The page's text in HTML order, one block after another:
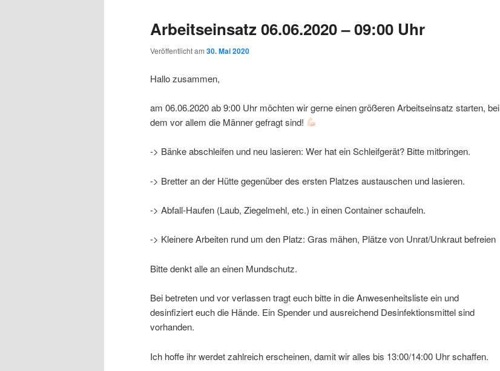
springen
springen
Arbeitseinsatz 06.06.2020 – 09:00 Uhr
Veröffentlicht am 30. Mai 2020
Hallo zusammen,
am 06.06.2020 ab 9:00 Uhr möchten wir gerne einen größeren Arbeitseinsatz starten, bei
dem vor allem die Männer gefragt sind!
-> Bänke abschleifen und neu lasieren: Wer hat ein Schleifgerät? Bitte mitbringen.
-> Bretter an der Hütte gegenüber des ersten Platzes austauschen und lasieren.
-> Abfall-Haufen (Laub, Ziegelmehl, etc.) in einen Container schaufeln.
-> Kleinere Arbeiten rund um den Platz: Gras mähen, Plätze von Unrat/Unkraut befreien
Bitte denkt alle an einen Mundschutz.
Bei betreten und vor verlassen tragt euch bitte in die Anwesenheitsliste ein und
desinfiziert euch die Hände. Ein Spender und ausreichend Desinfektionsmittel sind
vorhanden.
Ich hoffe ihr werdet zahlreich erscheinen, damit wir alles bis 13:00/14:00 Uhr schaffen.